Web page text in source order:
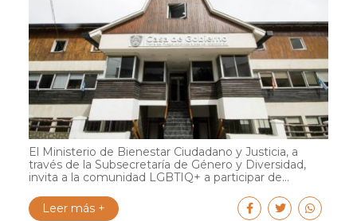
El Ministerio de Bienestar Ciudadano y Justicia, a
través de la Subsecretaría de Género y Diversidad,
invita a la comunidad LGBTIQ+ a participar de...
Leer más +